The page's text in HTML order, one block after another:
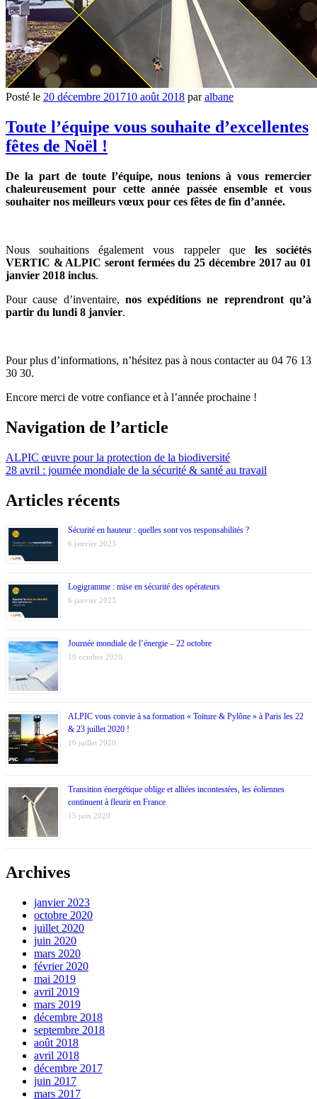
Posté le 20 décembre 201710 août 2018 paralbane
Toute l’équipe vous souhaite d’excellentes
fêtes de Noël !
De la part de toute l’équipe, nous tenions à vous remercier
chaleureusement pour cette année passée ensemble et vous
souhaiter nos meilleurs vœux pour ces fêtes de fin d’année.
Nous souhaitions également vous rappeler que les sociétés
VERTIC & ALPIC seront fermées du 25 décembre 2017 au 01
janvier 2018 inclus.
Pour cause d’inventaire, nos expéditions ne reprendront qu’à
partir du lundi 8 janvier.
Pour plus d’informations, n’hésitez pas à nous contacter au 04 76 13
30 30.
Encore merci de votre confiance et à l’année prochaine !
Navigation de l’article
ALPIC œuvre pour la protection de la biodiversité
28 avril : journée mondiale de la sécurité & santé au travail
Articles récents
Sécurité en hauteur : quelles sont vos responsabilités ?
6 janvier 2023
Logigramme : mise en sécurité des opérateurs
6 janvier 2023
Journée mondiale de l’énergie – 22 octobre
19 octobre 2020
ALPIC vous convie à sa formation « Toiture & Pylône » à Paris les 22
& 23 juillet 2020 !
16 juillet 2020
Transition énergétique oblige et alliées incontestées, les éoliennes
continuent à fleurir en France
15 juin 2020
Archives
janvier 2023
octobre 2020
juillet 2020
juin 2020
mars 2020
février 2020
mai 2019
avril 2019
mars 2019
décembre 2018
septembre 2018
août 2018
avril 2018
décembre 2017
juin 2017
mars 2017